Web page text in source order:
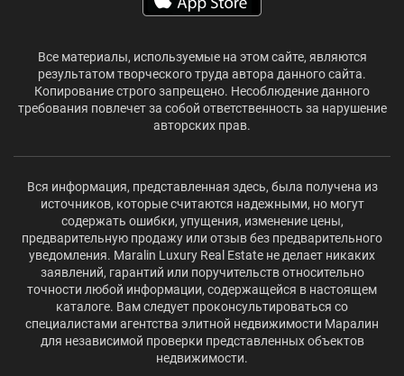
Все материалы, используемые на этом сайте, являются
результатом творческого труда автора данного сайта.
Копирование строго запрещено. Несоблюдение данного
требования повлечет за собой ответственность за нарушение
авторских прав.
Вся информация, представленная здесь, была получена из
источников, которые считаются надежными, но могут
содержать ошибки, упущения, изменение цены,
предварительную продажу или отзыв без предварительного
уведомления. Maralin Luxury Real Estate не делает никаких
заявлений, гарантий или поручительств относительно
точности любой информации, содержащейся в настоящем
каталоге. Вам следует проконсультироваться со
специалистами агентства элитной недвижимости Маралин
для независимой проверки представленных объектов
недвижимости.